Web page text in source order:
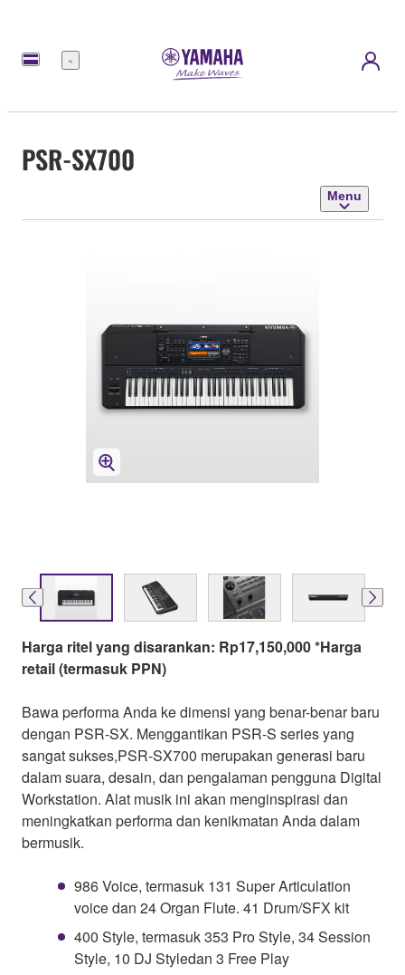
Menu
PSR-SX700
Menu
Harga ritel yang disarankan: Rp17,150,000 *Harga
retail (termasuk PPN)
Bawa performa Anda ke dimensi yang benar-benar baru
dengan PSR-SX. Menggantikan PSR-S series yang
sangat sukses,PSR-SX700 merupakan generasi baru
dalam suara, desain, dan pengalaman pengguna Digital
Workstation. Alat musik ini akan menginspirasi dan
meningkatkan performa dan kenikmatan Anda dalam
bermusik.
986 Voice, termasuk 131 Super Articulation
voice dan 24 Organ Flute. 41 Drum/SFX kit
400 Style, termasuk 353 Pro Style, 34 Session
Style, 10 DJ Styledan 3 Free Play